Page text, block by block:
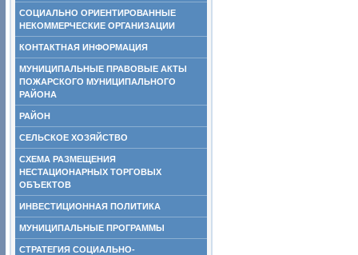
СОЦИАЛЬНО ОРИЕНТИРОВАННЫЕ
НЕКОММЕРЧЕСКИЕ ОРГАНИЗАЦИИ
КОНТАКТНАЯ ИНФОРМАЦИЯ
МУНИЦИПАЛЬНЫЕ ПРАВОВЫЕ АКТЫ
ПОЖАРСКОГО МУНИЦИПАЛЬНОГО
РАЙОНА
РАЙОН
СЕЛЬСКОЕ ХОЗЯЙСТВО
СХЕМА РАЗМЕЩЕНИЯ
НЕСТАЦИОНАРНЫХ ТОРГОВЫХ
ОБЪЕКТОВ
ИНВЕСТИЦИОННАЯ ПОЛИТИКА
МУНИЦИПАЛЬНЫЕ ПРОГРАММЫ
СТРАТЕГИЯ СОЦИАЛЬНО-